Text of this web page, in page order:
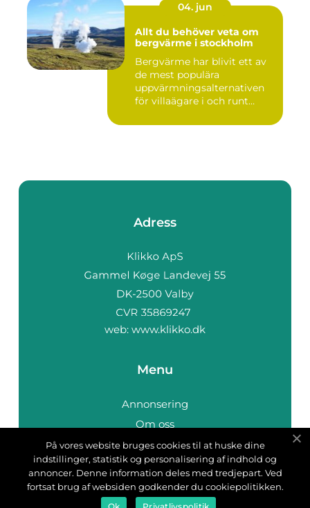
04. jun
Allt du behöver veta om
bergvärme i stockholm
Bergvärme har blivit ett av
de mest populära
uppvärmningsalternativen
för villaägare i och runt
Adress
web: www.klikko.dk
Menu
Annonsering
Om oss
Cookies
Kontakta oss
Sitemap
På vores website bruges cookies til at huske dine
indstillinger, statistik og personalisering af indhold og
annoncer. Denne information deles med tredjepart. Ved
fortsat brug af websiden godkender du cookiepolitikken.